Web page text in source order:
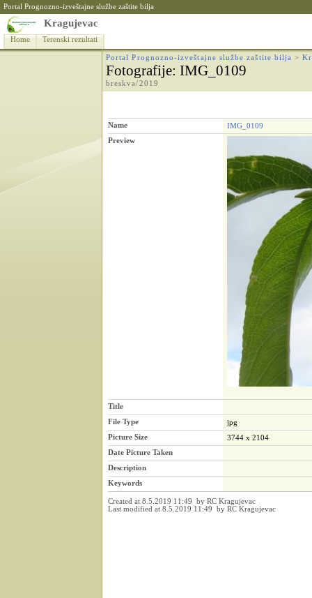
Portal Prognozno-izveštajne službe zaštite bilja
Kragujevac
Home Terenski rezultati
Portal Prognozno-izveštajne službe zaštite bilja >
Fotografije: IMG_0109
breskva/2019
Name
IMG_0109
Preview
Title
File Type
jpg
Picture Size
3744 x 2104
Date Picture Taken
Description
Keywords
Created at 8.5.2019 11:49 by RC Kragujevac
Last modified at 8.5.2019 11:49 by RC Kragujevac